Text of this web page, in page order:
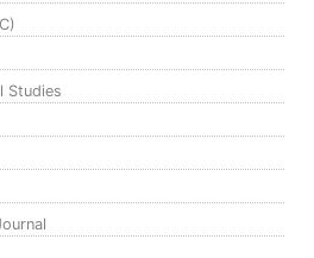
Studies